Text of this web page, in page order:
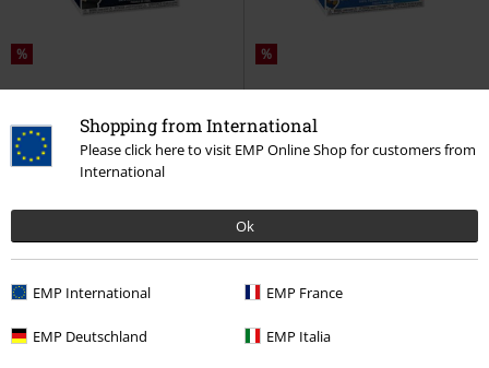
Shopping from International
Please click here to visit EMP Online Shop for customers from
International
Ok
EMP International EMP France
EMP Deutschland EMP Italia
%
Go Gunhee (Pop!) Vinyl Figurine
2270
Solo Leveling Funko Pop!
%
Jessie Vinyl Figurine 1710
Story
Funko Pop!